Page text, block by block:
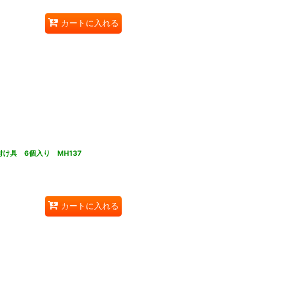
カートに入れる
け具 6個入り MH137
カートに入れる